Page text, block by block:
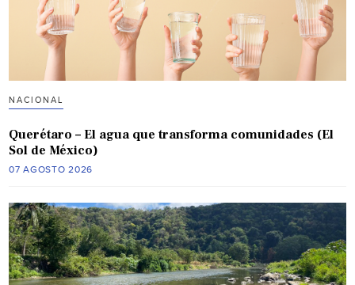
NACIONAL
Querétaro – El agua que transforma comunidades (El
Sol de México)
07 AGOSTO 2026